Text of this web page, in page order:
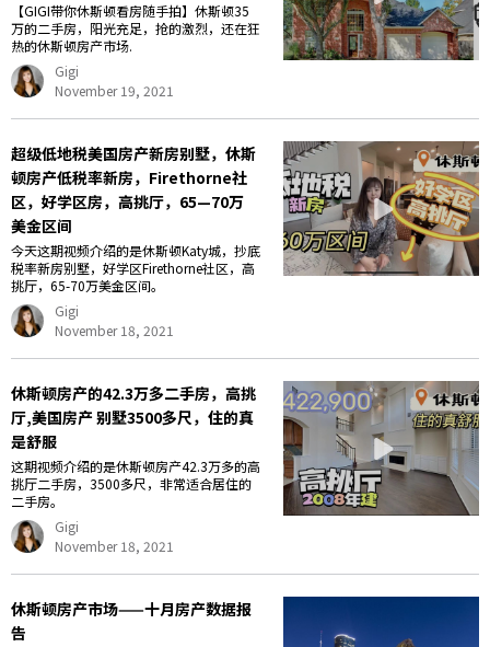
【GIGI带你休斯顿看房随手拍】休斯顿35
万的二手房，阳光充足，抢的激烈，还在狂
热的休斯顿房产市场.
Gigi
November 19, 2021
超级低地税美国房产新房别墅，休斯
顿房产低税率新房，Firethorne社
区，好学区房，高挑厅，65—70万
美金区间
今天这期视频介绍的是休斯顿Katy城，抄底
税率新房别墅，好学区Firethorne社区，高
挑厅，65-70万美金区间。
Gigi
November 18, 2021
休斯顿房产的42.3万多二手房，高挑
厅,美国房产 别墅3500多尺，住的真
是舒服
这期视频介绍的是休斯顿房产42.3万多的高
挑厅二手房，3500多尺，非常适合居住的
二手房。
Gigi
November 18, 2021
休斯顿房产市场——十月房产数据报
告